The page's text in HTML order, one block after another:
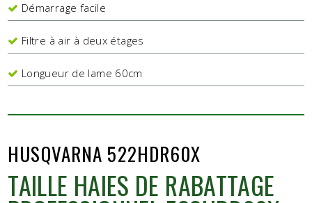
Démarrage facile
Filtre à air à deux étages
Longueur de lame 60cm
HUSQVARNA 522HDR60X
TAILLE HAIES DE RABATTAGE